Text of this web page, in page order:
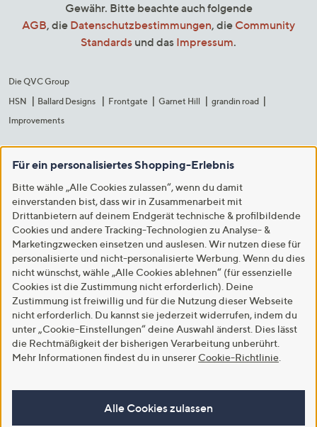
Gewähr. Bitte beachte auch folgende
AGB, die Datenschutzbestimmungen, die Community
Standards und das Impressum.
Die QVC Group
HSN
Ballard Designs Frontgate Garnet Hill
grandin road
Improvements
Für ein personalisiertes Shopping-Erlebnis
Bitte wähle „Alle Cookies zulassen“, wenn du damit
einverstanden bist, dass wir in Zusammenarbeit mit
Drittanbietern auf deinem Endgerät technische & profilbildende
Cookies und andere Tracking-Technologien zu Analyse- &
Marketingzwecken einsetzen und auslesen. Wir nutzen diese für
personalisierte und nicht-personalisierte Werbung. Wenn du dies
nicht wünschst, wähle „Alle Cookies ablehnen“ (für essenzielle
Cookies ist die Zustimmung nicht erforderlich). Deine
Zustimmung ist freiwillig und für die Nutzung dieser Webseite
nicht erforderlich. Du kannst sie jederzeit widerrufen, indem du
unter „Cookie-Einstellungen“ deine Auswahl änderst. Dies lässt
die Rechtmäßigkeit der bisherigen Verarbeitung unberührt.
Mehr Informationen findest du in unserer Cookie-Richtlinie
Alle Cookies zulassen